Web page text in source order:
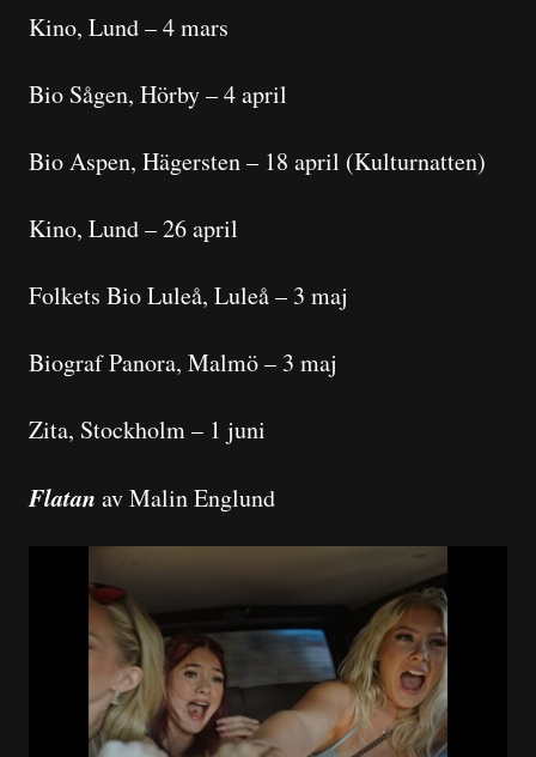
Kino, Lund – 4 mars
Bio Sågen, Hörby – 4 april
Bio Aspen, Hägersten – 18 april (Kulturnatten)
Kino, Lund – 26 april
Folkets Bio Luleå, Luleå – 3 maj
Biograf Panora, Malmö – 3 maj
Zita, Stockholm – 1 juni
Flatan av Malin Englund